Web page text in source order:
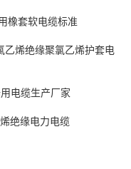
橡套软电缆标准
乙烯绝缘聚氯乙烯护套电
电缆生产厂家
绝缘电力电缆